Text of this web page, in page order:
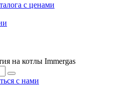
с ценами
на котлы Immergas
с нами